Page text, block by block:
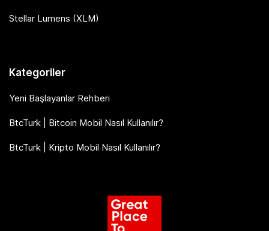
Stellar Lumens (XLM)
Kategoriler
Yeni Başlayanlar Rehberi
BtcTurk | Bitcoin Mobil Nasıl Kullanılır?
BtcTurk | Kripto Mobil Nasıl Kullanılır?